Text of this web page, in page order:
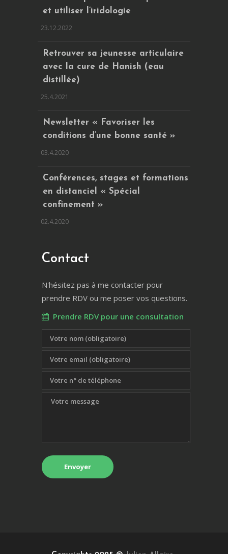
et utiliser l’iridologie
23.12.2022
Retrouver sa jeunesse articulaire
avec la cure de Hanish (eau
distillée)
25.4.2021
Newsletter « Favoriser les
conditions d’une bonne santé »
03.4.2020
Conférences, stages et formations
en distanciel « Spécial
confinement »
02.4.2020
Contact
N'hésitez pas à me contacter pour
prendre RDV ou me poser vos questions.
Prendre RDV pour une consultation